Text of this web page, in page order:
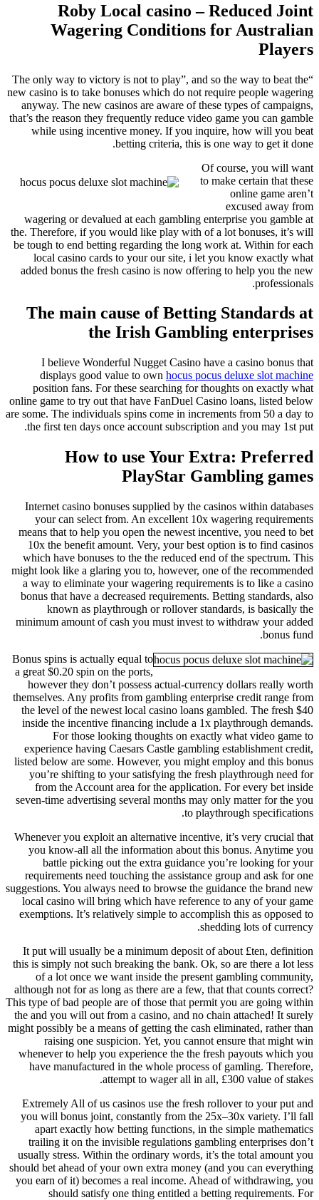
Roby Local casino – Reduced Joint
Wagering Conditions for Australian
Players
“The only way to victory is not to play”, and so the way to beat the
new casino is to take bonuses which do not require people wagering
anyway. The new casinos are aware of these types of campaigns,
that’s the reason they frequently reduce video game you can gamble
while using incentive money. If you inquire, how will you beat
betting criteria, this is one way to get it done.
Of course, you will want
to make certain that these
online game aren’t
excused away from
wagering or devalued at each gambling enterprise you gamble at
the. Therefore, if you would like play with of a lot bonuses, it’s will
be tough to end betting regarding the long work at. Within for each
local casino cards to your our site, i let you know exactly what
added bonus the fresh casino is now offering to help you the new
professionals.
The main cause of Betting Standards at
the Irish Gambling enterprises
I believe Wonderful Nugget Casino have a casino bonus that
displays good value to own hocus pocus deluxe slot machine
position fans. For these searching for thoughts on exactly what
online game to try out that have FanDuel Casino loans, listed below
are some. The individuals spins come in increments from 50 a day to
the first ten days once account subscription and you may 1st put.
How to use Your Extra: Preferred
PlayStar Gambling games
Internet casino bonuses supplied by the casinos within databases
your can select from. An excellent 10x wagering requirements
means that to help you open the newest incentive, you need to bet
10x the benefit amount. Very, your best option is to find casinos
which have bonuses to the the reduced end of the spectrum. This
might look like a glaring you to, however, one of the recommended
a way to eliminate your wagering requirements is to like a casino
bonus that have a decreased requirements. Betting standards, also
known as playthrough or rollover standards, is basically the
minimum amount of cash you must invest to withdraw your added
bonus fund.
Bonus spins is actually equal to
a great $0.20 spin on the ports,
however they don’t possess actual-currency dollars really worth
themselves. Any profits from gambling enterprise credit range from
the level of the newest local casino loans gambled. The fresh $40
inside the incentive financing include a 1x playthrough demands.
For those looking thoughts on exactly what video game to
experience having Caesars Castle gambling establishment credit,
listed below are some. However, you might employ and this bonus
you’re shifting to your satisfying the fresh playthrough need for
from the Account area for the application. For every bet inside
seven-time advertising several months may only matter for the you
to playthrough specifications.
Whenever you exploit an alternative incentive, it’s very crucial that
you know-all all the information about this bonus. Anytime you
battle picking out the extra guidance you’re looking for your
requirements need touching the assistance group and ask for one
suggestions. You always need to browse the guidance the brand new
local casino will bring which have reference to any of your game
exemptions. It’s relatively simple to accomplish this as opposed to
shedding lots of currency.
It put will usually be a minimum deposit of about £ten, definition
this is simply not such breaking the bank. Ok, so are there a lot less
of a lot once we want inside the present gambling community,
although not for as long as there are a few, that that counts correct?
This type of bad people are of those that permit you are going within
the and you will out from a casino, and no chain attached! It surely
might possibly be a means of getting the cash eliminated, rather than
raising one suspicion. Yet, you cannot ensure that might win
whenever to help you experience the the fresh payouts which you
have manufactured in the whole process of gamling. Therefore,
attempt to wager all in all, £300 value of stakes.
Extremely All of us casinos use the fresh rollover to your put and
you will bonus joint, constantly from the 25x–30x variety. I’ll fall
apart exactly how betting functions, in the simple mathematics
trailing it on the invisible regulations gambling enterprises don’t
usually stress. Within the ordinary words, it’s the total amount you
should bet ahead of your own extra money (and you can everything
you earn of it) becomes a real income. Ahead of withdrawing, you
should satisfy one thing entitled a betting requirements. For